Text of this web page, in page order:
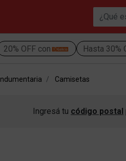
20% OFF con Hasta 30%
Indumentaria Camisetas
Ingresá tu código postal